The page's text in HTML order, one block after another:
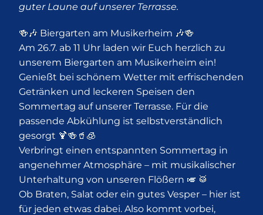
guter Laune auf unserer Terrasse.
🍻🎶 Biergarten am Musikerheim 🎶🍻
Am 26.7. ab 11 Uhr laden wir Euch herzlich zu
unserem Biergarten am Musikerheim ein!
Genießt bei schönem Wetter mit erfrischenden
Getränken und leckeren Speisen den
Sommertag auf unserer Terrasse. Für die
passende Abkühlung ist selbstverständlich
gesorgt 🍹🍻🥤🧊
Verbringt einen entspannten Sommertag in
angenehmer Atmosphäre – mit musikalischer
Unterhaltung von unseren Flößern 🎺 🥁
Ob Braten, Salat oder ein gutes Vesper – hier ist
für jeden etwas dabei. Also kommt vorbei,